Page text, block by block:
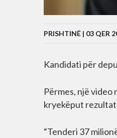
PRISHTINË | 03 QER
Kandidati për
Përmes, një video
kryekëput rezultat
“Tenderi 37